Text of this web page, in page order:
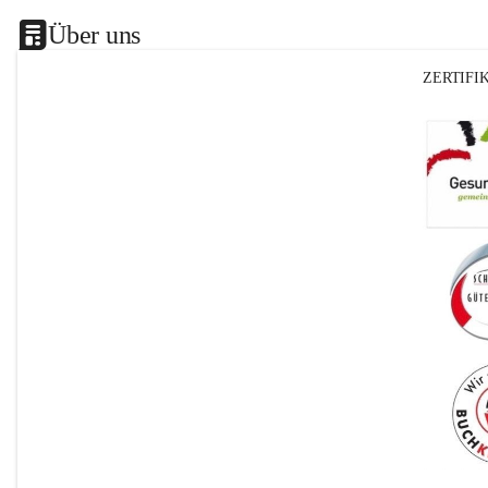
Über uns